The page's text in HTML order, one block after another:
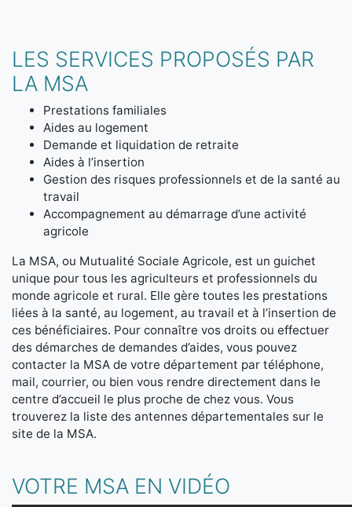
LES SERVICES PROPOSÉS PAR
LA MSA
Prestations familiales
Aides au logement
Demande et liquidation de retraite
Aides à l’insertion
Gestion des risques professionnels et de la santé au
travail
Accompagnement au démarrage d’une activité
agricole
La MSA, ou Mutualité Sociale Agricole, est un guichet
unique pour tous les agriculteurs et professionnels du
monde agricole et rural. Elle gère toutes les prestations
liées à la santé, au logement, au travail et à l’insertion de
ces bénéficiaires. Pour connaître vos droits ou effectuer
des démarches de demandes d’aides, vous pouvez
contacter la MSA de votre département par téléphone,
mail, courrier, ou bien vous rendre directement dans le
centre d’accueil le plus proche de chez vous. Vous
trouverez la liste des antennes départementales sur le
site de la MSA.
VOTRE MSA EN VIDÉO